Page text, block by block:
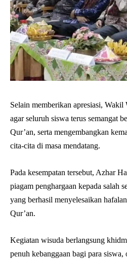
Selain memberikan apresiasi, Wakil
agar seluruh siswa terus semangat
Qur’an, serta mengembangkan
cita-cita di masa mendatang.
Pada kesempatan tersebut, Azhar
piagam penghargaan kepada salah
yang berhasil menyelesaikan
Qur’an.
Kegiatan wisuda berlangsung
penuh kebanggaan bagi para siswa,